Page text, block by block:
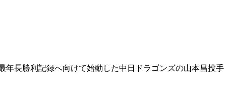
年長勝利記録へ向けて始動した中日ドラゴンズの山本昌投手